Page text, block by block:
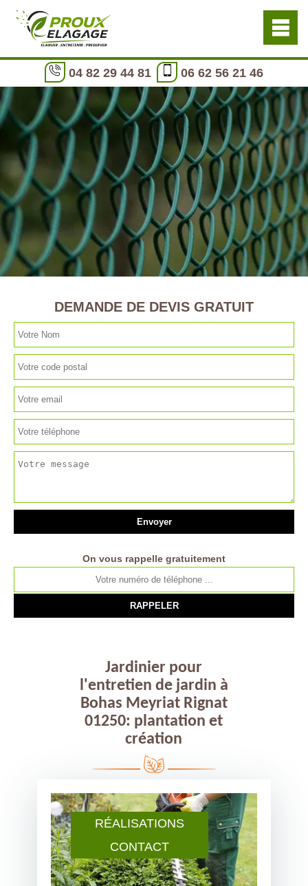
04 82 29 44 81 06 62 56 21 46
RÉALISATIONS
CONTACT
DEMANDE DE DEVIS GRATUIT
On vous rappelle gratuitement
Jardinier pour
l'entretien de jardin à
Bohas Meyriat Rignat
01250: plantation et
création